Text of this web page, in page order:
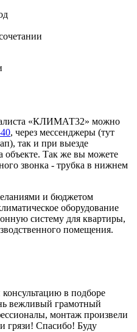
«КЛИМАТ32» можно
, через мессенджеры (тут
так и при выезде
объекте. Так же вы можете
звонка - трубка в нижнем
и бюджетом
оборудование
систему для квартиры,
помещения.
в подборе
вежливый грамотный
монтаж произвели
грязи! Спасибо! Буду